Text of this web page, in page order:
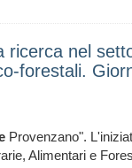
ricerca nel
forestali.
Provenzano".
Alimentari e